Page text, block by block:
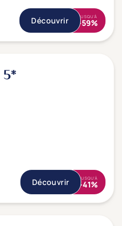
Découvrir JUSQU'À
-59%
5*
Découvrir JUSQU'À
-41%